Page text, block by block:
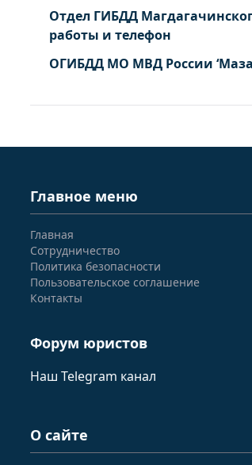
Отдел ГИБДД
работы и телефон
ОГИБДД МО МВД России
Главное меню
Главная
Сотрудничество
Политика безопасности
Пользовательское соглашение
Контакты
Форум юристов
Наш Telegram канал
О сайте